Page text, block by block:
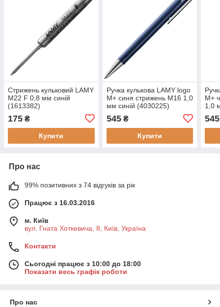
Стрижень кульковий LAMY
M22 F 0,8 мм синій
(1613382)
175 ₴
Купити
Ручка кулькова LAMY logo
M+ синя стрижень M16 1,0
мм синій (4030225)
545₴
Купити
M+
1,0
545
Про нас
99% позитивних з 74 відгуків за рік
Працює з 16.03.2016
м. Київ
вул. Гната Хоткевича, 8, Київ, Україна
Контакти
Сьогодні працює з 10:00 до 18:00
Показати весь графік роботи
Про нас